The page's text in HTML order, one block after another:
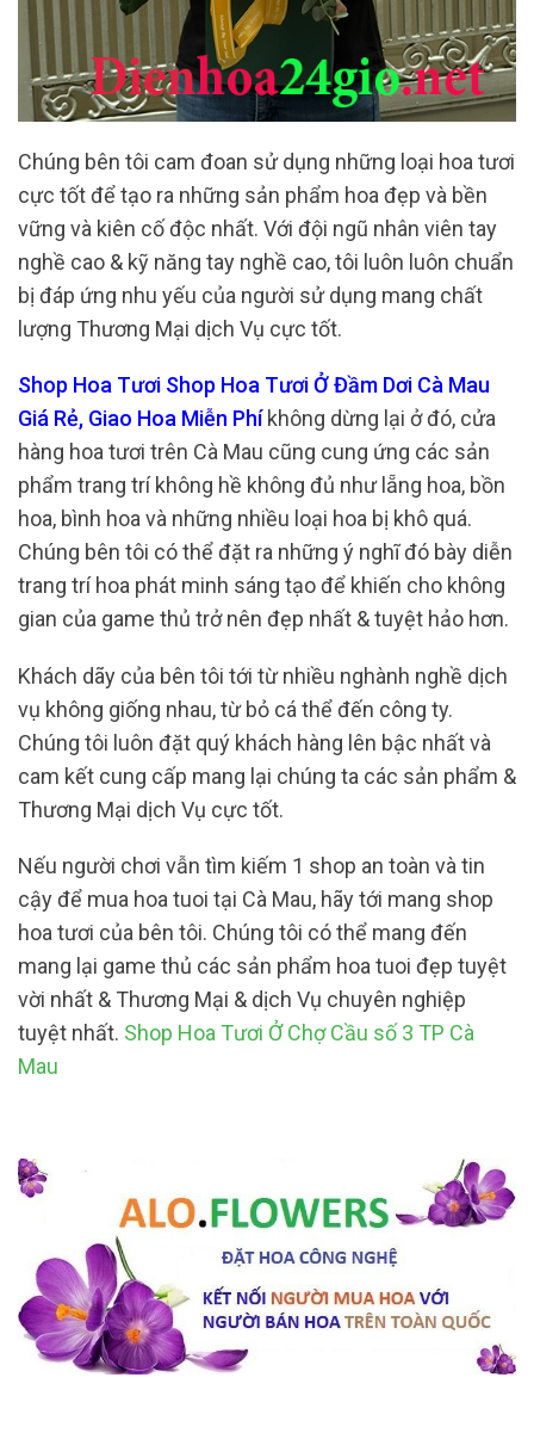
Chúng bên tôi cam đoan sử dụng những loại hoa tươi
cực tốt để tạo ra những sản phẩm hoa đẹp và bền
vững và kiên cố độc nhất. Với đội ngũ nhân viên tay
nghề cao & kỹ năng tay nghề cao, tôi luôn luôn chuẩn
bị đáp ứng nhu yếu của người sử dụng mang chất
lượng Thương Mại dịch Vụ cực tốt.
Shop Hoa Tươi Shop Hoa Tươi Ở Đầm Dơi Cà Mau
Giá Rẻ, Giao Hoa Miễn Phíkhông dừng lại ở đó, cửa
hàng hoa tươi trên Cà Mau cũng cung ứng các sản
phẩm trang trí không hề không đủ như lẵng hoa, bồn
hoa, bình hoa và những nhiều loại hoa bị khô quá.
Chúng bên tôi có thể đặt ra những ý nghĩ đó bày diễn
trang trí hoa phát minh sáng tạo để khiến cho không
gian của game thủ trở nên đẹp nhất & tuyệt hảo hơn.
Khách dãy của bên tôi tới từ nhiều nghành nghề dịch
vụ không giống nhau, từ bỏ cá thể đến công ty.
Chúng tôi luôn đặt quý khách hàng lên bậc nhất và
cam kết cung cấp mang lại chúng ta các sản phẩm &
Thương Mại dịch Vụ cực tốt.
Nếu người chơi vẫn tìm kiếm 1 shop an toàn và tin
cậy để mua hoa tuoi tại Cà Mau, hãy tới mang shop
hoa tươi của bên tôi. Chúng tôi có thể mang đến
mang lại game thủ các sản phẩm hoa tuoi đẹp tuyệt
vời nhất & Thương Mại & dịch Vụ chuyên nghiệp
tuyệt nhất. Shop Hoa Tươi Ở Chợ Cầu số 3 TP Cà
Mau